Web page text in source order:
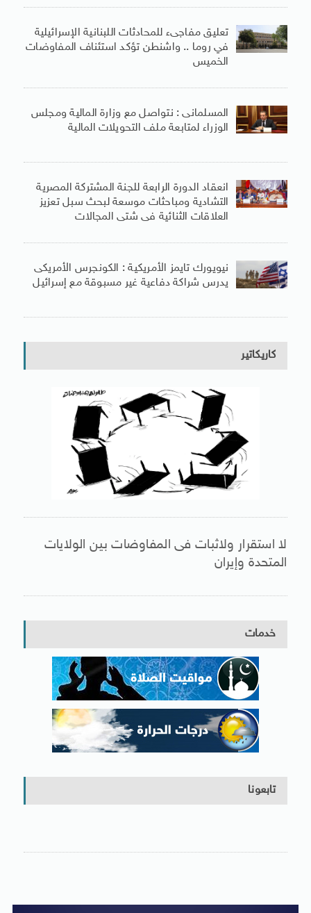
تعليق مفاجىء للمحادثات اللبنانية الإسرائيلية
في روما .. واشنطن تؤكد استئناف المفاوضات
الخميس
المسلمانى : نتواصل مع وزارة المالية ومجلس
الوزراء لمتابعة ملف التحويلات المالية
انعقاد الدورة الرابعة للجنة المشتركة المصرية
التشادية ومباحثات موسعة لبحث سبل تعزيز
العلاقات الثنائية فى شتى المجالات
نيويورك تايمز الأمريكية : الكونجرس الأمريكى
يدرس شراكة دفاعية غير مسبوقة مع إسرائيل
كاريكاتير
لا استقرار ولاثبات فى المفاوضات بين الولايات
المتحدة وإيران
خدمات
تابعونا